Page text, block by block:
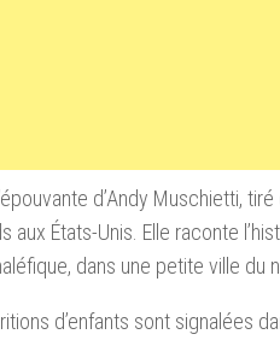
d’Andy Muschietti,
aux États-Unis. Elle raconte
dans une petite ville du
d’enfants sont signalées